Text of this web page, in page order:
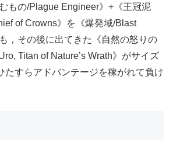
もの/Plague Engineer》+《王冠泥
of Crowns》を《爆発域/Blast
，その後に出てきた《自然の怒りの
Titan of Nature’s Wrath》がサイズ
たすらアドバンテージを稼がれて負け